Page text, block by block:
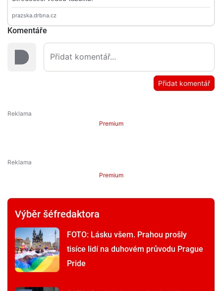
Komentáře
Přidat komentář
Premium
Premium
Výběr šéfredaktora
FOTO: Lásku všem. Prahou prošly
tisíce lidí na duhovém průvodu Prague
Pride